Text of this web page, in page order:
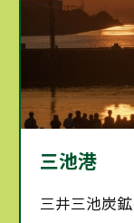
三池港
三井三池炭鉱